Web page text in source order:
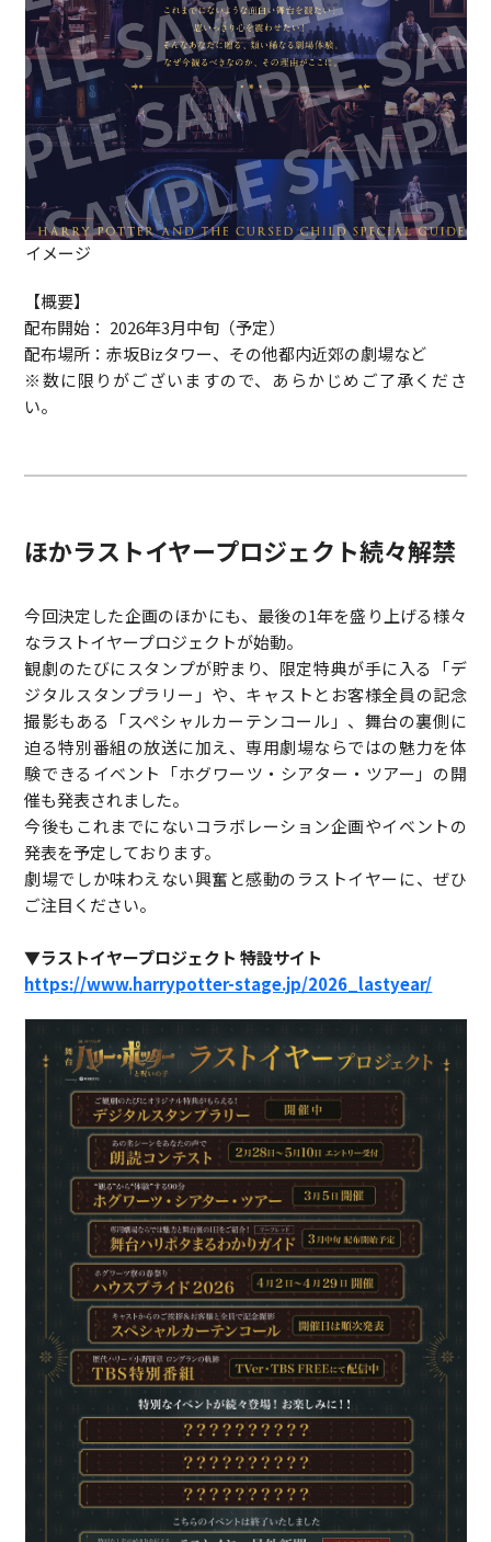
イメージ
【概要】
配布開始： 2026年3月中旬（予定）
配布場所：赤坂Bizタワー、その他都内近郊の劇場など
※数に限りがございますので、あらかじめご了承くださ
い。
ほかラストイヤープロジェクト続々解禁
今回決定した企画のほかにも、最後の1年を盛り上げる様々
なラストイヤープロジェクトが始動。
観劇のたびにスタンプが貯まり、限定特典が手に入る「デ
ジタルスタンプラリー」や、キャストとお客様全員の記念
撮影もある「スペシャルカーテンコール」、舞台の裏側に
迫る特別番組の放送に加え、専用劇場ならではの魅力を体
験できるイベント「ホグワーツ・シアター・ツアー」の開
催も発表されました。
今後もこれまでにないコラボレーション企画やイベントの
発表を予定しております。
劇場でしか味わえない興奮と感動のラストイヤーに、ぜひ
ご注目ください。
▼ラストイヤープロジェクト 特設サイト
https://www.harrypotter-stage.jp/2026_lastyear/